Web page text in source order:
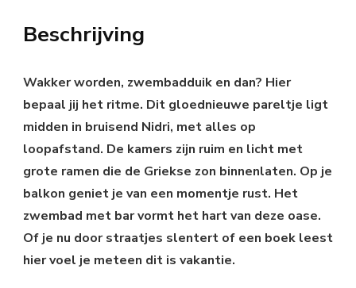
Beschrijving
Wakker worden, zwembadduik en dan? Hier
bepaal jij het ritme. Dit gloednieuwe pareltje ligt
midden in bruisend Nidri, met alles op
loopafstand. De kamers zijn ruim en licht met
grote ramen die de Griekse zon binnenlaten. Op je
balkon geniet je van een momentje rust. Het
zwembad met bar vormt het hart van deze oase.
Of je nu door straatjes slentert of een boek leest
hier voel je meteen dit is vakantie.